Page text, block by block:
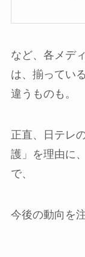
など、各メデ
は、揃ってい
違うものも。
正直、日テレ
護」を理由に
で、
今後の動向を